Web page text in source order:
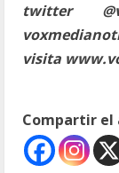
twitter
visita
Compartir el